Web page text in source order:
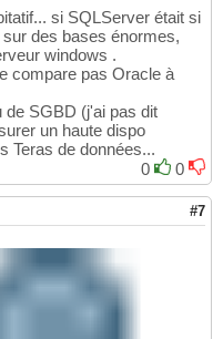
si SQLServer était si
des bases énormes,
windows .
compare pas Oracle à
de SGBD (j'ai pas dit
un haute dispo
Teras de données...
0
0
#7